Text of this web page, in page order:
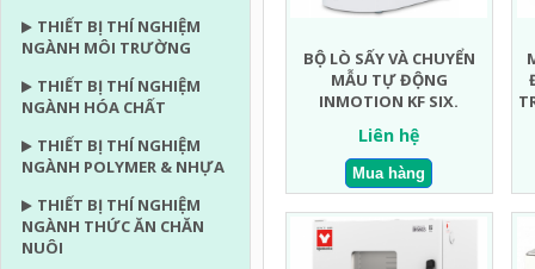
THIẾT BỊ THÍ NGHIỆM
NGÀNH MÔI TRƯỜNG
THIẾT BỊ THÍ NGHIỆM
NGÀNH HÓA CHẤT
THIẾT BỊ THÍ NGHIỆM
NGÀNH POLYMER & NHỰA
THIẾT BỊ THÍ NGHIỆM
NGÀNH THỨC ĂN CHĂN
NUÔI
BỘ LÒ SẤY VÀ CHUYỂN
MẪU TỰ ĐỘNG
INMOTION KF SIX.
Liên hệ